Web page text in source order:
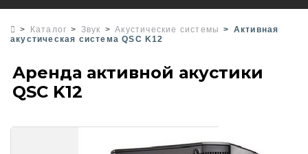
Каталог Звук Акустические системы
Активная
акустическая система QSC K12
Аренда активной акустики
QSC K12